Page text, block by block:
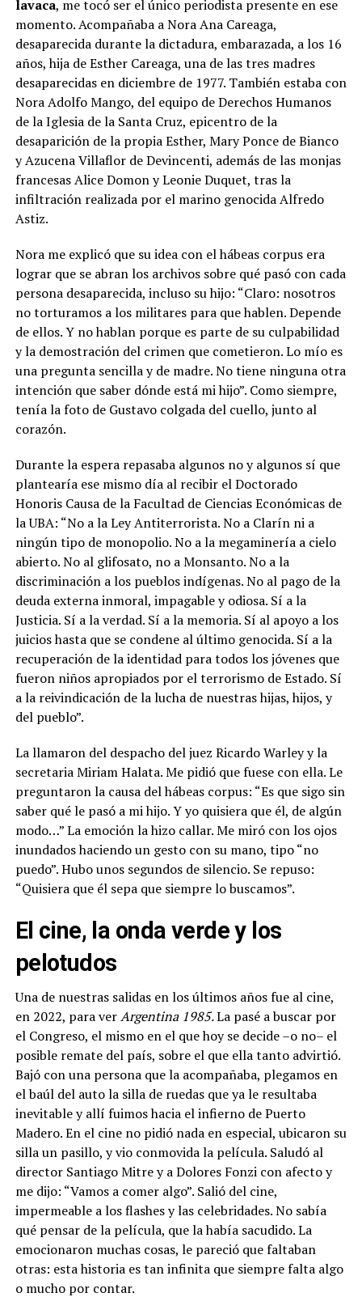
lavaca, me tocó ser el único periodista presente en ese
momento. Acompañaba a Nora Ana Careaga,
desaparecida durante la dictadura, embarazada, a los 16
años, hija de Esther Careaga, una de las tres madres
desaparecidas en diciembre de 1977. También estaba con
Nora Adolfo Mango, del equipo de Derechos Humanos
de la Iglesia de la Santa Cruz, epicentro de la
desaparición de la propia Esther, Mary Ponce de Bianco
y Azucena Villaflor de Devincenti, además de las monjas
francesas Alice Domon y Leonie Duquet, tras la
infiltración realizada por el marino genocida Alfredo
Astiz.
Nora me explicó que su idea con el hábeas corpus era
lograr que se abran los archivos sobre qué pasó con cada
persona desaparecida, incluso su hijo: “Claro: nosotros
no torturamos a los militares para que hablen. Depende
de ellos. Y no hablan porque es parte de su culpabilidad
y la demostración del crimen que cometieron. Lo mío es
una pregunta sencilla y de madre. No tiene ninguna otra
intención que saber dónde está mi hijo”. Como siempre,
tenía la foto de Gustavo colgada del cuello, junto al
corazón.
Durante la espera repasaba algunos no y algunos sí que
plantearía ese mismo día al recibir el Doctorado
Honoris Causa de la Facultad de Ciencias Económicas de
la UBA: “No a la Ley Antiterrorista. No a Clarín ni a
ningún tipo de monopolio. No a la megaminería a cielo
abierto. No al glifosato, no a Monsanto. No a la
discriminación a los pueblos indígenas. No al pago de la
deuda externa inmoral, impagable y odiosa. Sí a la
Justicia. Sí a la verdad. Sí a la memoria. Sí al apoyo a los
juicios hasta que se condene al último genocida. Sí a la
recuperación de la identidad para todos los jóvenes que
fueron niños apropiados por el terrorismo de Estado. Sí
a la reivindicación de la lucha de nuestras hijas, hijos, y
del pueblo”.
La llamaron del despacho del juez Ricardo Warley y la
secretaria Miriam Halata. Me pidió que fuese con ella. Le
preguntaron la causa del hábeas corpus: “Es que sigo sin
saber qué le pasó a mi hijo. Y yo quisiera que él, de algún
modo…” La emoción la hizo callar. Me miró con los ojos
inundados haciendo un gesto con su mano, tipo “no
puedo”. Hubo unos segundos de silencio. Se repuso:
“Quisiera que él sepa que siempre lo buscamos”.
El cine, la onda verde y los
pelotudos
Una de nuestras salidas en los últimos años fue al cine,
en 2022, para verArgentina 1985.La pasé a buscar por
el Congreso, el mismo en el que hoy se decide –o no– el
posible remate del país, sobre el que ella tanto advirtió.
Bajó con una persona que la acompañaba, plegamos en
el baúl del auto la silla de ruedas que ya le resultaba
inevitable y allí fuimos hacia el infierno de Puerto
Madero. En el cine no pidió nada en especial, ubicaron su
silla un pasillo, y vio conmovida la película. Saludó al
director Santiago Mitre y a Dolores Fonzi con afecto y
me dijo: “Vamos a comer algo”. Salió del cine,
impermeable a los flashes y las celebridades. No sabía
qué pensar de la película, que la había sacudido. La
emocionaron muchas cosas, le pareció que faltaban
otras: esta historia es tan infinita que siempre falta algo
o mucho por contar.